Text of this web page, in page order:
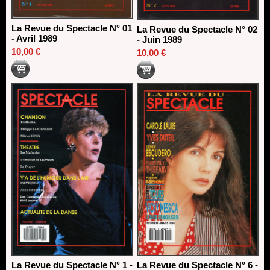
La Revue du Spectacle N° 01
- Avril 1989
10,00 €
La Revue du Spectacle N° 02
- Juin 1989
10,00 €
La Revue du Spectacle N° 1 - La Revue du Spectacle N° 6 -